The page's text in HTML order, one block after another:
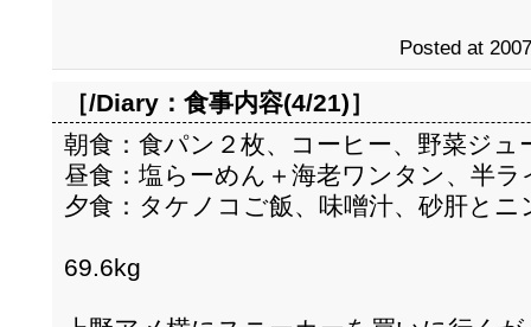
Posted at
［/Diary： 食事内容(4/21)］
朝食：食パン２枚、コーヒー、野菜ジュ
昼食：塩らーめん＋海老ワンタン、半ラ
夕食：タケノコご飯、味噌汁、砂肝と
69.6kg